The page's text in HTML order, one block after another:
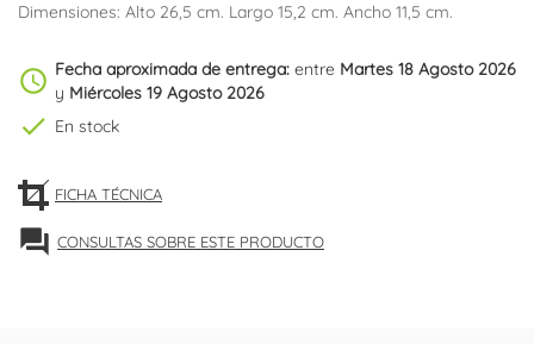
Dimensiones: Alto 26,5 cm. Largo 15,2 cm. Ancho 11,5 cm.
schedule Fecha aproximada de entrega: entre Martes 18 Agosto 2026
y Miércoles 19 Agosto 2026
check En stock
FICHA TÉCNICA
forum CONSULTAS SOBRE ESTE PRODUCTO